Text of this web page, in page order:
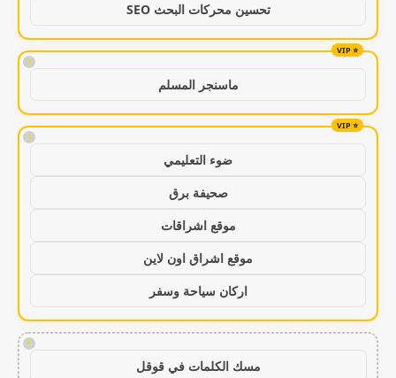
تحسين محركات البحث SEO
!
ماسنجر المسلم
!
ضوء التعليمي
صحيفة برق
موقع اشراقات
موقع اشراق اون لاين
اركان سياحة وسفر
!
مسك الكلمات في قوقل